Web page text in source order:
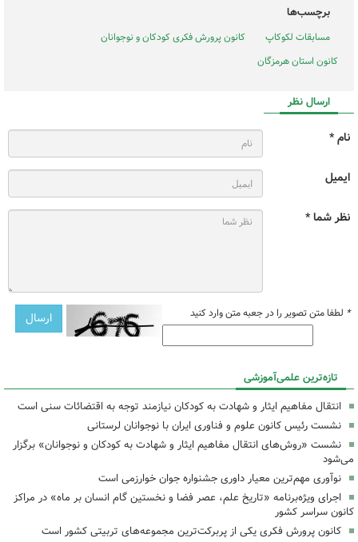
برچسب‌ها
مسابقات لکوکاپ
کانون پرورش فکری کودکان و نوجوانان
کانون استان هرمزگان
ارسال نظر
نام *
ایمیل
نظر شما *
* لطفا متن تصویر را در جعبه متن وارد کنید
تازه‌ترین علمی‌آموزشی
انتقال مفاهیم ایثار و شهادت به کودکان نیازمند توجه به اقتضائات سنی است
نشست رئیس کانون علوم و فناوری ایران با نوجوانان لرستانی
نشست «روش‌های انتقال مفاهیم ایثار و شهادت به کودکان و نوجوانان» برگزار
می‌شود
نوآوری مهم‌ترین معیار داوری جشنواره جوان خوارزمی است
اجرای ویژه‌برنامه «تاریخ علم، عصر فضا و نخستین گام انسان بر ماه» در مراکز
کانون سراسر کشور
کانون پرورش فکری یکی از پربرکت‌ترین مجموعه‌های تربیتی کشور است